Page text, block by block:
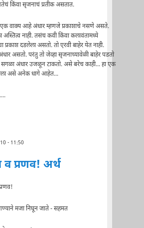
किंवा सृजनाचं प्रतीक असतात.
वाक्य आहे अंधार म्हणजे प्रकाशाचे नसणे असते.
अस्तित्व नाही. तसंच कवी किंवा कलावंतामध्ये
प्रकाश दडलेला असतो. तो एरवी बाहेर येत नाही.
असतो. परंतु तो जेव्हा सृजनाच्यावेळी बाहेर पडतो
सगळा अंधार उजळून टाकतो. असे बरेच काही... हा एक
असे अनेक धागे आहेत...
- 11:50
व प्रणव! अर्थ
मजा निघून जाते - सहमत